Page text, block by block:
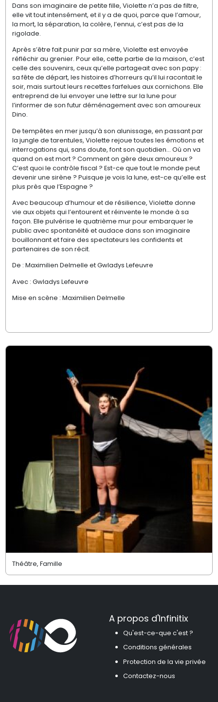
Dans son imaginaire de petite fille, Violette n’a pas de filtre,
elle vit tout intensément, et il y a de quoi, parce que l’amour,
la mort, la séparation, la colère, l’ennui, c’est pas de la
rigolade.
Après s’être fait punir par sa mère, Violette est envoyée
réfléchir au grenier. Pour elle, cette partie de la maison, c’est
celle des souvenirs, ceux qu’elle partageait avec son papy :
sa fête de départ, les histoires d’horreurs qu’il lui racontait le
soir, mais surtout leurs recettes farfelues aux cornichons. Elle
entreprend de lui envoyer une lettre sur la lune pour
l’informer de son futur déménagement avec son amoureux
Dino.
De tempêtes en mer jusqu’à son alunissage, en passant par
la jungle de tarentules, Violette rejoue toutes les émotions et
interrogations qui, sans doute, font son quotidien… Où on va
quand on est mort ? Comment on gère deux amoureux ?
C’est quoi le contrôle fiscal ? Est-ce que tout le monde peut
devenir une sirène ? Puisque je vois la lune, est-ce qu’elle est
plus près que l’Espagne ?
Avec beaucoup d’humour et de résilience, Violette donne
vie aux objets qui l’entourent et réinvente le monde à sa
façon. Elle pulvérise le quatrième mur pour embarquer le
public avec spontanéité et audace dans son imaginaire
bouillonnant et faire des spectateurs les confidents et
partenaires de son récit.
De : Maximilien Delmelle et Gwladys Lefeuvre
Avec : Gwladys Lefeuvre
Mise en scène : Maximilien Delmelle
Théâtre, Famille
A propos d'Infinitix
Qu'est-ce-que c'est ?
Conditions générales
Protection de la vie privée
Contactez-nous